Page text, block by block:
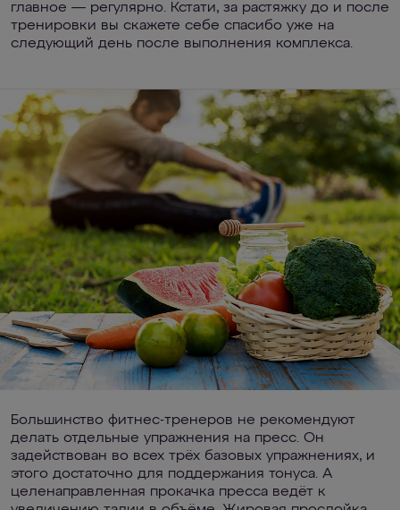
главное — регулярно. Кстати, за растяжку до и после
тренировки вы скажете себе спасибо уже на
следующий день после выполнения комплекса.
Большинство фитнес-тренеров не рекомендуют
делать отдельные упражнения на пресс. Он
задействован во всех трёх базовых упражнениях, и
этого достаточно для поддержания тонуса. А
целенаправленная прокачка пресса ведёт к